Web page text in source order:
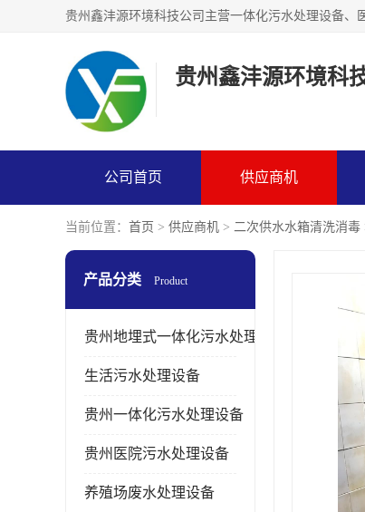
贵州鑫沣源环境科
公司首页 供应商机
当前位置： 首页 > 供应商机 > 二次供水水箱清洗消毒
产品分类 Product
贵州地埋式一体化污水处理设备
生活污水处理设备
贵州一体化污水处理设备
贵州医院污水处理设备
养殖场废水处理设备